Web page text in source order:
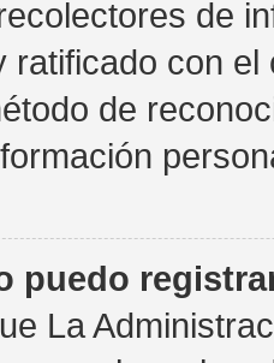
de
ratificado con
de
puedo
La